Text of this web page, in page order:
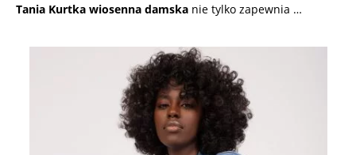
Tania Kurtka wiosenna damska nie tylko zapewnia …